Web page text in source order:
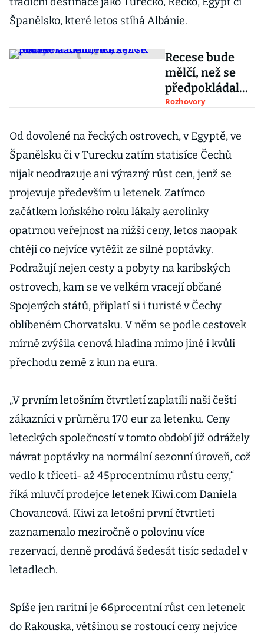
Španělsko, které letos stíhá Albánie.
Recese bude
mělčí, než se
předpokládalo,
říká šéf CK
Tours Jiří
Jelínek
Rozhovory
Od dovolené na řeckých ostrovech, v Egyptě, ve
Španělsku či v Turecku zatím statisíce Čechů
nijak neodrazuje ani výrazný růst cen, jenž se
projevuje především u letenek. Zatímco
začátkem loňského roku lákaly aerolinky
opatrnou veřejnost na nižší ceny, letos naopak
chtějí co nejvíce vytěžit ze silné poptávky.
Podražují nejen cesty a pobyty na karibských
ostrovech, kam se ve velkém vracejí občané
Spojených států, připlatí si i turisté v Čechy
oblíbeném Chorvatsku. V něm se podle cestovek
mírně zvýšila cenová hladina mimo jiné i kvůli
přechodu země z kun na eura.
„V prvním letošním čtvrtletí zaplatili naši čeští
zákazníci v průměru 170 eur za letenku. Ceny
leteckých společností v tomto období již odrážely
návrat poptávky na normální sezonní úroveň, což
vedlo k třiceti- až 45procentnímu růstu ceny,“
říká mluvčí prodejce letenek Kiwi.com Daniela
Chovancová. Kiwi za letošní první čtvrtletí
zaznamenalo meziročně o polovinu více
rezervací, denně prodává šedesát tisíc sedadel v
letadlech.
Spíše jen raritní je 66procentní růst cen letenek
do Rakouska, většinou se rostoucí ceny nejvíce